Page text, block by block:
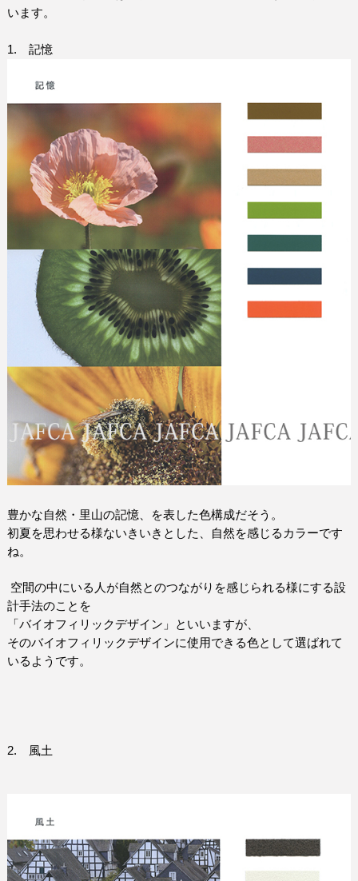
います。
1. 記憶
豊かな自然・里山の記憶、を表した色構成だそう。
初夏を思わせる様ないきいきとした、自然を感じるカラーです
ね。
空間の中にいる人が自然とのつながりを感じられる様にする設
計手法のことを
「バイオフィリックデザイン」といいますが、
そのバイオフィリックデザインに使用できる色として選ばれて
いるようです。
2. 風土